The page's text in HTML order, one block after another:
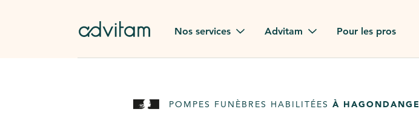
Nos services
Rapatriement à
Advitam Pour les pros
POMPES FUNÈBRES HABILITÉES À HAGONDANGE